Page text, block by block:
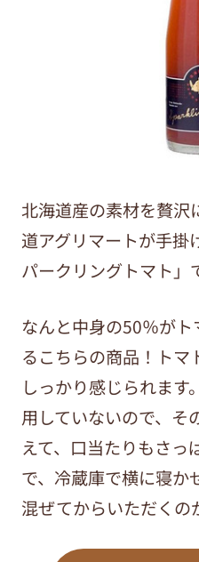
北海道産の素材を贅沢
道アグリマートが手掛
パークリングトマト」
なんと中身の50％が
るこちらの商品！ト
しっかり感じられま
用していないので、そ
えて、口当たりもさっ
で、冷蔵庫で横に寝か
混ぜてからいただくの